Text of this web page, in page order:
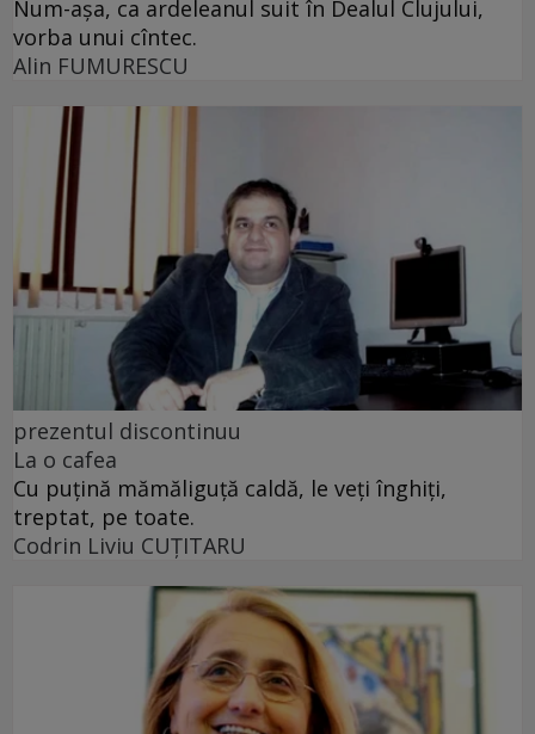
Num-așa, ca ardeleanul suit în Dealul Clujului,
vorba unui cîntec.
Alin FUMURESCU
prezentul discontinuu
La o cafea
Cu puţină mămăliguţă caldă, le veţi înghiţi,
treptat, pe toate.
Codrin Liviu CUŢITARU